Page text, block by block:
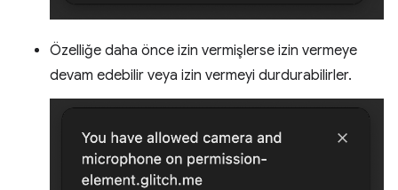
Özelliğe daha önce izin vermişlerse izin vermeye
devam edebilir veya izin vermeyi durdurabilirler.